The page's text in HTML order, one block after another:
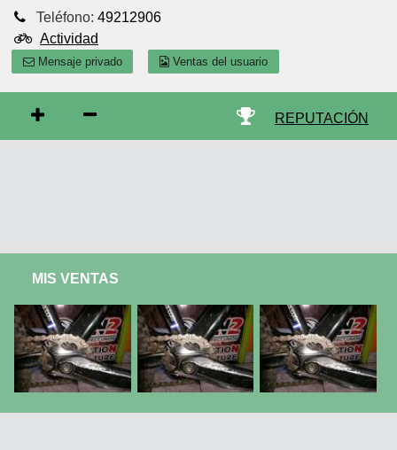
Teléfono: 49212906
Actividad
Mensaje privado Ventas del usuario
REPUTACIÓN
MIS VENTAS